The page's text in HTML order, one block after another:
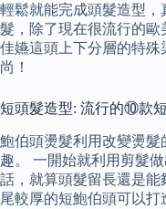
輕鬆就能完成頭髮造型
髮，除了現在很流行的
佳嬿這頭上下分層的特
尚！
短頭髮造型: 流行的⑩款
鮑伯頭燙髮利用改變燙
趣。 一開始就利用剪髮
話，就算頭髮留長還是
尾較厚的短鮑伯頭可以打